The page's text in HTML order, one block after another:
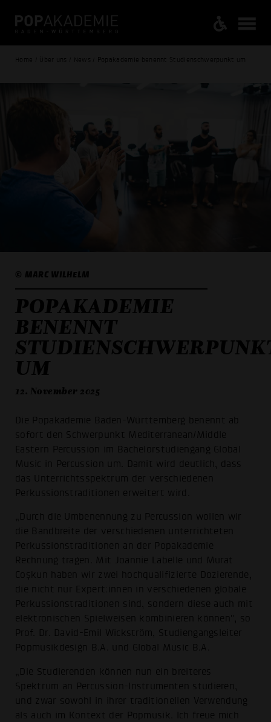
Home / Über uns / News / Popakademie benennt Studienschwerpunkt um
© MARC WILHELM
POPAKADEMIE
BENENNT
UM
12. November 2025
Die Popakademie Baden-Württemberg benennt ab
sofort den Schwerpunkt Mediterranean/Middle
Eastern Percussion im Bachelorstudiengang Global
Music in Percussion um. Damit wird deutlich, dass
das Unterrichtsspektrum der verschiedenen
Perkussionstraditionen erweitert wird.
„Durch die Umbenennung zu Percussion wollen wir
die Bandbreite der verschiedenen unterrichteten
Perkussionstraditionen an der Popakademie
Rechnung tragen. Mit Joannie Labelle und Murat
Coşkun haben wir zwei hochqualifizierte Dozierende,
die nicht nur Expert:innen in verschiedenen globale
Perkussionstraditionen sind, sondern diese auch mit
elektronischen Spielweisen kombinieren können", so
Prof. Dr. David-Emil Wickström, Studiengangsleiter
Popmusikdesign B.A. und Global Music B.A.
„Die Studierenden können nun ein breiteres
Spektrum an Percussion-Instrumenten studieren,
und zwar sowohl in ihrer traditionellen Verwendung
als auch im Kontext der Popmusik. Ich freue mich